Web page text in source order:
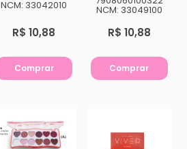
NCM: 33042010
R$ 10,88
Comprar
NCM: 33049100
R$ 10,88
Comprar